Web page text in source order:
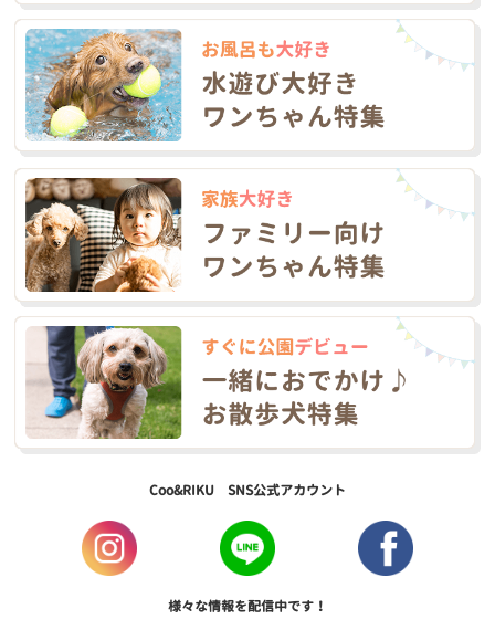
Coo&RIKU SNS公式アカウント
様々な情報を配信中です！